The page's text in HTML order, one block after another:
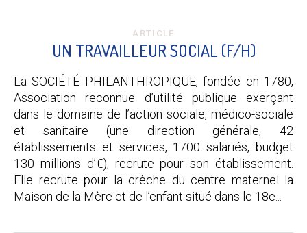
ARTICLE
UN TRAVAILLEUR SOCIAL (F/H)
La SOCIÉTÉ PHILANTHROPIQUE, fondée en 1780,
Association reconnue d’utilité publique exerçant
dans le domaine de l’action sociale, médico-sociale
et sanitaire (une direction générale, 42
établissements et services, 1700 salariés, budget
130 millions d’€), recrute pour son établissement.
Elle recrute pour la crèche du centre maternel la
Maison de la Mère et de l’enfant situé dans le 18e...